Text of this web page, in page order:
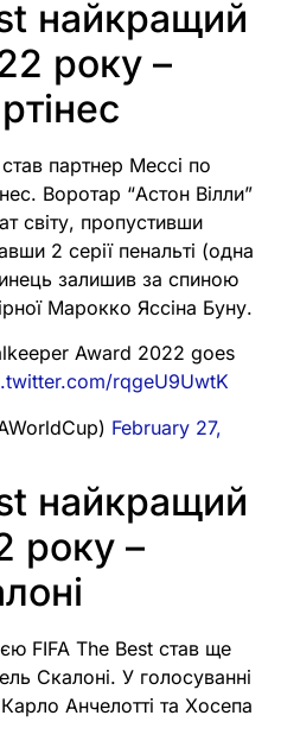
найкращий
року –
партнер Мессі по
Воротар “Астон Вілли”
світу, пропустивши
2 серії пенальті (одна
залишив за спиною
Марокко Яссіна Буну.
Award 2022 goes
rqgeU9UwtK
February 27,
найкращий
року –
FIFA The Best став ще
Скалоні. У голосуванні
Анчелотті та Хосепа